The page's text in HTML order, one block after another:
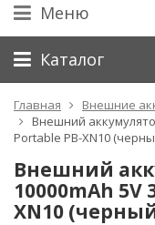
Меню
Каталог
Главная Внешние
Внешний
Portable PB-XN10
Внешний
10000mAh 5V
XN10